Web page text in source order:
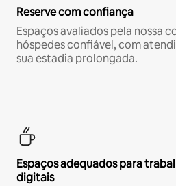
Reserve com confiança
Espaços avaliados pela nossa
hóspedes confiável, com
sua estadia prolongada.
Espaços adequados para
digitais